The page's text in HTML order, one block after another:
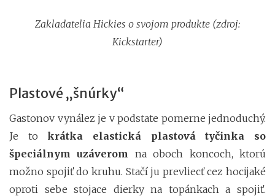
Zakladatelia Hickies o svojom produkte (zdroj:
Kickstarter)
Plastové „šnúrky“
Gastonov vynález je v podstate pomerne jednoduchý.
Je to krátka elastická plastová tyčinka so
špeciálnym uzáverom
na oboch koncoch, ktorú
možno spojiť do kruhu. Stačí ju prevliecť cez hocijaké
oproti sebe stojace dierky na topánkach a spojiť.